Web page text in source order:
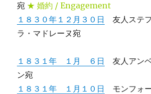
宛 ★ 婚約 / Engagement
１８３０年１２月３０日
友人ステ
ラ・マドレーヌ宛
１８３１年 １月 ６日
友人アン
ン宛
１８３１年 １月１０日
モンフォ